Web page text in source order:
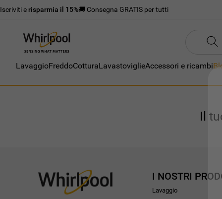
Iscriviti e risparmia il 15%🚚 Consegna GRATIS per tutti
LavaggioFreddoCotturaLavastoviglieAccessori e ricambi
Il
I NOSTRI
Lavaggio